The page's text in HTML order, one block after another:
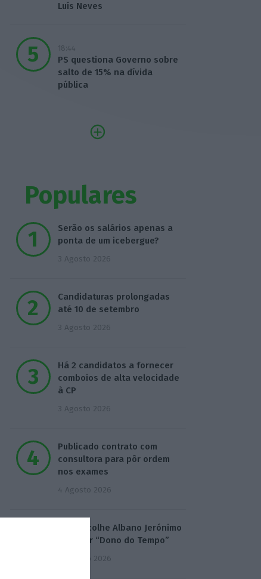
Luís Neves
18:44
PS questiona Governo sobre
salto de 15% na dívida
pública
Populares
Serão os salários apenas a
ponta de um icebergue?
3 Agosto 2026
Candidaturas prolongadas
até 10 de setembro
3 Agosto 2026
Há 2 candidatos a fornecer
comboios de alta velocidade
à CP
3 Agosto 2026
Publicado contrato com
consultora para pôr ordem
nos exames
4 Agosto 2026
TML escolhe Albano Jerónimo
para ser “Dono do Tempo”
4 Agosto 2026